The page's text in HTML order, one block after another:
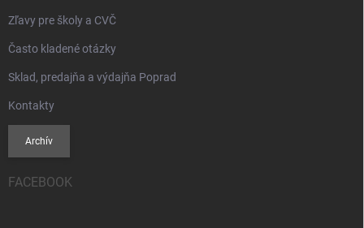
Zľavy pre školy a CVČ
Často kladené otázky
Sklad, predajňa a výdajňa Poprad
Kontakty
Archív
FACEBOOK